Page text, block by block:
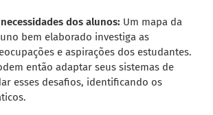
dos alunos: Um mapa da
bem elaborado investiga as
e aspirações dos estudantes.
então adaptar seus sistemas de
esses desafios, identificando os